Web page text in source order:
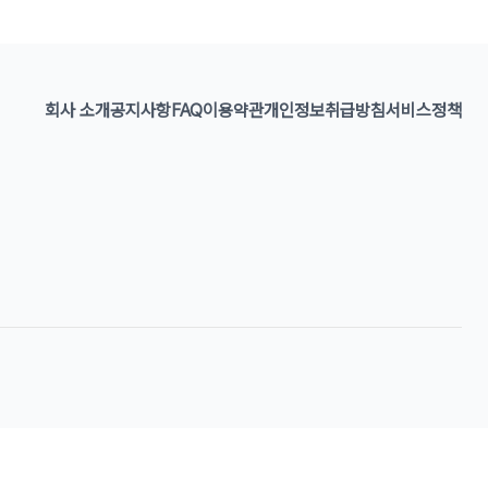
회사 소개공지사항FAQ이용약관개인정보취급방침서비스정책